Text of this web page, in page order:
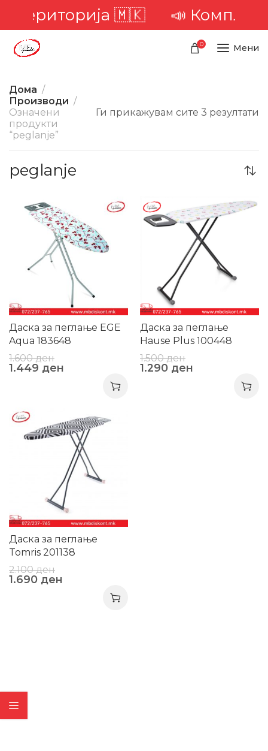
територија 🇲🇰 📣
0 Мени
Дома
Производи
Означени
продукти
“peglanje”
Ги прикажувам сите 3 резултати
peglanje
-9%
Даска за пеглање EGE
Aqua 183648
1.600ден
1.449 ден
-14%
Даска за пеглање
Hause Plus 100448
1.500ден
1.290 ден
-20%
Даска за пеглање
Tomris 201138
2.100ден
1.690 ден